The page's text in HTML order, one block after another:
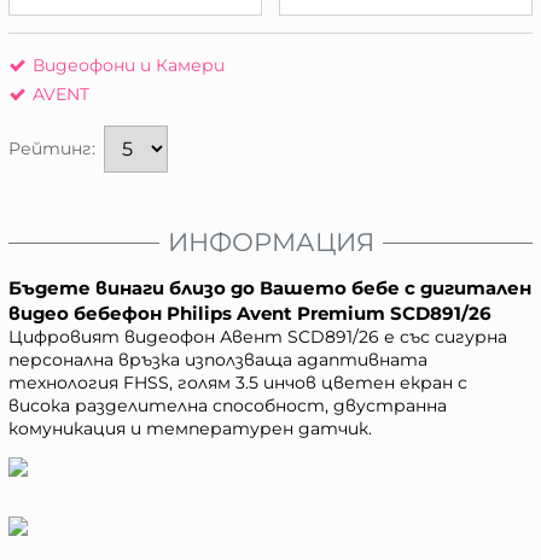
Видеофони и Камери
AVENT
Рейтинг:
ИНФОРМАЦИЯ
Бъдете винаги близо до Вашето бебе с дигитален
видео бебефон Philips Avent Premium SCD891/26
Цифровият видеофон Авент SCD891/26 е със сигурна
персонална връзка използваща адаптивната
технология FHSS, голям 3.5 инчов цветен екран с
висока разделителна способност, двустранна
комуникация и температурен датчик.